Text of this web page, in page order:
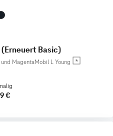
Basic)
MagentaMobil L Young
€